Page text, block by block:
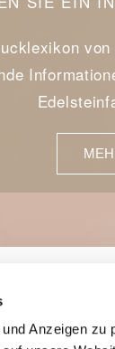
Anzeigen